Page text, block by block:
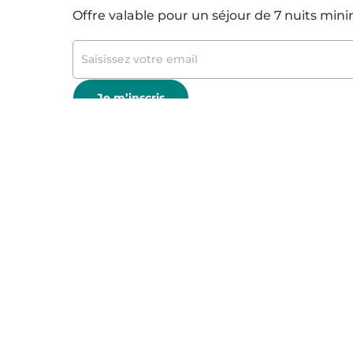
Offre valable pour un séjour de 7 nuits
Je m’inscris